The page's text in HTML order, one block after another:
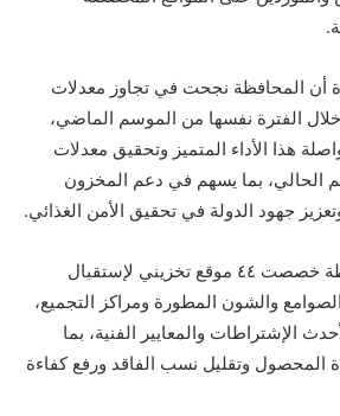
أن المحافظة نجحت في تجاوز معدلات
خلال الفترة نفسها من الموسم الماضي،
هذا الأداء المتميز وتحقيق معدلات
الحالي، بما يسهم في دعم المخزون
جهود الدولة في تحقيق الأمن الغذائي.
وأشارت إلى أن المحافظة خصصت ٤٤ موقع تخزيني لإستقبال
والشون المطورة ومراكز التجميع،
الإشتراطات والمعايير الفنية، بما
وتقليل نسب الفاقد ورفع كفاءة